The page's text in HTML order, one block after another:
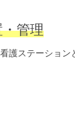
管理
護ステーション